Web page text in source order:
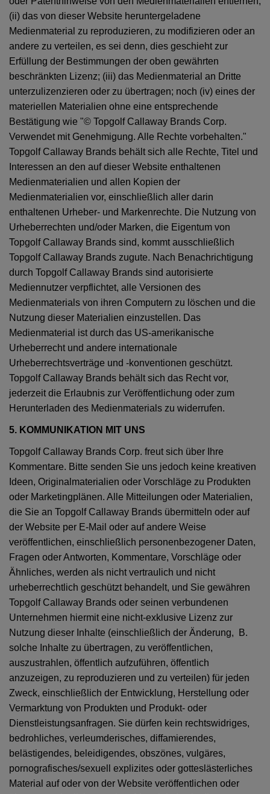
(ii) das von dieser Website heruntergeladene
Medienmaterial zu reproduzieren, zu modifizieren oder an
andere zu verteilen, es sei denn, dies geschieht zur
Erfüllung der Bestimmungen der oben gewährten
beschränkten Lizenz; (iii) das Medienmaterial an Dritte
unterzulizenzieren oder zu übertragen; noch (iv) eines der
materiellen Materialien ohne eine entsprechende
Bestätigung wie "© Topgolf Callaway Brands Corp.
Verwendet mit Genehmigung. Alle Rechte vorbehalten."
Topgolf Callaway Brands behält sich alle Rechte, Titel und
Interessen an den auf dieser Website enthaltenen
Medienmaterialien und allen Kopien der
Medienmaterialien vor, einschließlich aller darin
enthaltenen Urheber- und Markenrechte. Die Nutzung von
Urheberrechten und/oder Marken, die Eigentum von
Topgolf Callaway Brands sind, kommt ausschließlich
Topgolf Callaway Brands zugute. Nach Benachrichtigung
durch Topgolf Callaway Brands sind autorisierte
Mediennutzer verpflichtet, alle Versionen des
Medienmaterials von ihren Computern zu löschen und die
Nutzung dieser Materialien einzustellen. Das
Medienmaterial ist durch das US-amerikanische
Urheberrecht und andere internationale
Urheberrechtsverträge und -konventionen geschützt.
Topgolf Callaway Brands behält sich das Recht vor,
jederzeit die Erlaubnis zur Veröffentlichung oder zum
Herunterladen des Medienmaterials zu widerrufen.
5. KOMMUNIKATION MIT UNS
Topgolf Callaway Brands Corp. freut sich über Ihre
Kommentare. Bitte senden Sie uns jedoch keine kreativen
Ideen, Originalmaterialien oder Vorschläge zu Produkten
oder Marketingplänen. Alle Mitteilungen oder Materialien,
die Sie an Topgolf Callaway Brands übermitteln oder auf
der Website per E-Mail oder auf andere Weise
veröffentlichen, einschließlich personenbezogener Daten,
Fragen oder Antworten, Kommentare, Vorschläge oder
Ähnliches, werden als nicht vertraulich und nicht
urheberrechtlich geschützt behandelt, und Sie gewähren
Topgolf Callaway Brands oder seinen verbundenen
Unternehmen hiermit eine nicht-exklusive Lizenz zur
Nutzung dieser Inhalte (einschließlich der Änderung, B.
solche Inhalte zu übertragen, zu veröffentlichen,
auszustrahlen, öffentlich aufzuführen, öffentlich
anzuzeigen, zu reproduzieren und zu verteilen) für jeden
Zweck, einschließlich der Entwicklung, Herstellung oder
Vermarktung von Produkten und Produkt- oder
Dienstleistungsanfragen. Sie dürfen kein rechtswidriges,
bedrohliches, verleumderisches, diffamierendes,
belästigendes, beleidigendes, obszönes, vulgäres,
pornografisches/sexuell explizites oder gotteslästerliches
Material auf oder von der Website veröffentlichen oder